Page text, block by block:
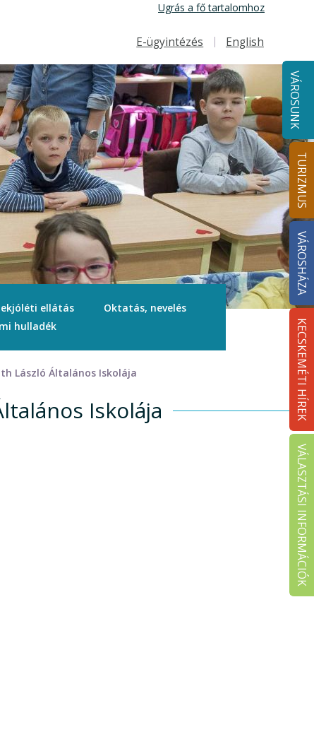
Ugrás a fő tartalomhoz
Felső navigáció
E-ügyintézés English
VÁROSUNK
TURIZMUS
VÁROSHÁZA
KECSKEMÉTI HÍREK
VÁLASZTÁSI INFORMÁCIÓK
ellátás
Oktatás, nevelés
hulladék
László Általános Iskolája
Iskolája